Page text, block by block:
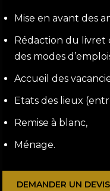
Mise en avant des
Rédaction du livret
des modes
Accueil des
Etats des lieux
Remise à blanc,
Ménage.
DEMANDER UN DEVIS